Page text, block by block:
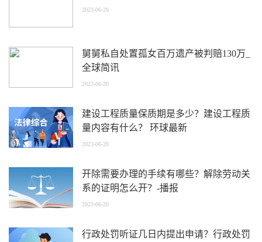
2023-06-20
舅舅私自处置孤女百万遗产被判赔130万_
全球简讯
2023-06-20
建设工程质量保质期是多少？建设工程质
量内容有什么？ 环球最新
2023-06-20
开除需要办理的手续有哪些？解除劳动关
系的证明怎么开？-播报
2023-06-20
行政处罚听证几日内提出申请？行政处罚